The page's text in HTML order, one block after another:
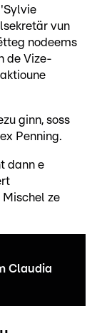
vun
nodeems
de Vize-
ginn, soss
Penning.
dann e
Mischel ze
Claudia